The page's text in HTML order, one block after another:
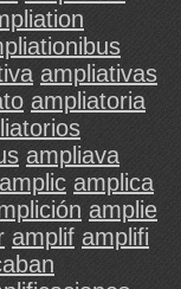
ampliativas
ampliatoria
ampliava
amplic amplica
amplie
amplif amplifi